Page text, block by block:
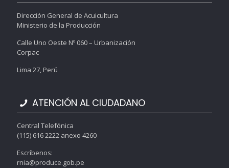
Dirección General de Acuicultura
Ministerio de la Producción
Calle Uno Oeste Nº 060 – Urbanización
Corpac
Lima 27, Perú
ATENCIÓN AL CIUDADANO
Central Telefónica
(115) 616 2222 anexo 4260
Escríbenos:
rnia@produce.gob.pe